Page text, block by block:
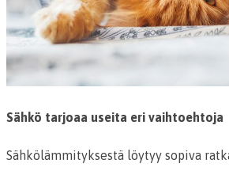
Sähkö tarjoaa useita eri vaihtoehtoja
Sähkölämmityksestä löytyy sopiva